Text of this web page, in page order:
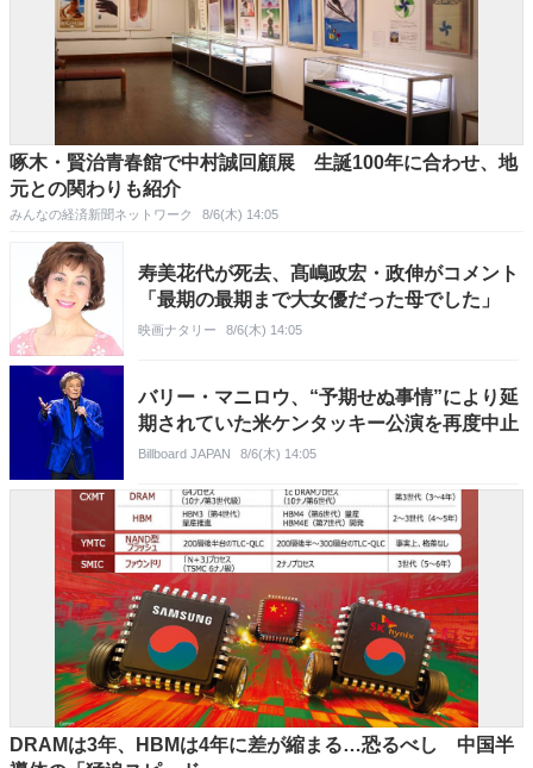
啄木・賢治青春館で中村誠回顧展 生誕100年に合わせ、地
元との関わりも紹介
みんなの経済新聞ネットワーク 8/6(木) 14:05
寿美花代が死去、髙嶋政宏・政伸がコメント
「最期の最期まで大女優だった母でした」
映画ナタリー 8/6(木) 14:05
バリー・マニロウ、“予期せぬ事情”により延
期されていた米ケンタッキー公演を再度中止
Billboard JAPAN 8/6(木) 14:05
DRAMは3年、HBMは4年に差が縮まる…恐るべし 中国半